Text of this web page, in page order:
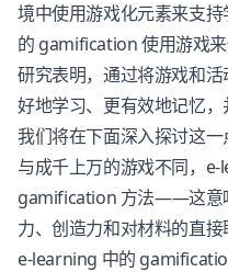
境中使用游戏化元素来支
的 gamification 使用游戏来
研究表明，通过将游戏和
好地学习、更有效地记忆，
我们将在下面深入探讨这一
与成千上万的游戏不同，
gamification 方法——这意
力、创造力和对材料的直接
e-learning 中的